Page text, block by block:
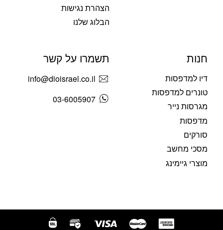
הצהרת נגישות
הבלוג שלנו
חנות
דיו למדפסות
טונרים למדפסות
מגרסות נייר
מדפסות
סורקים
מסכי מחשב
מוצרי גיימינג
תשמרו על קשר
info@dioisrael.co.il
03-6005907